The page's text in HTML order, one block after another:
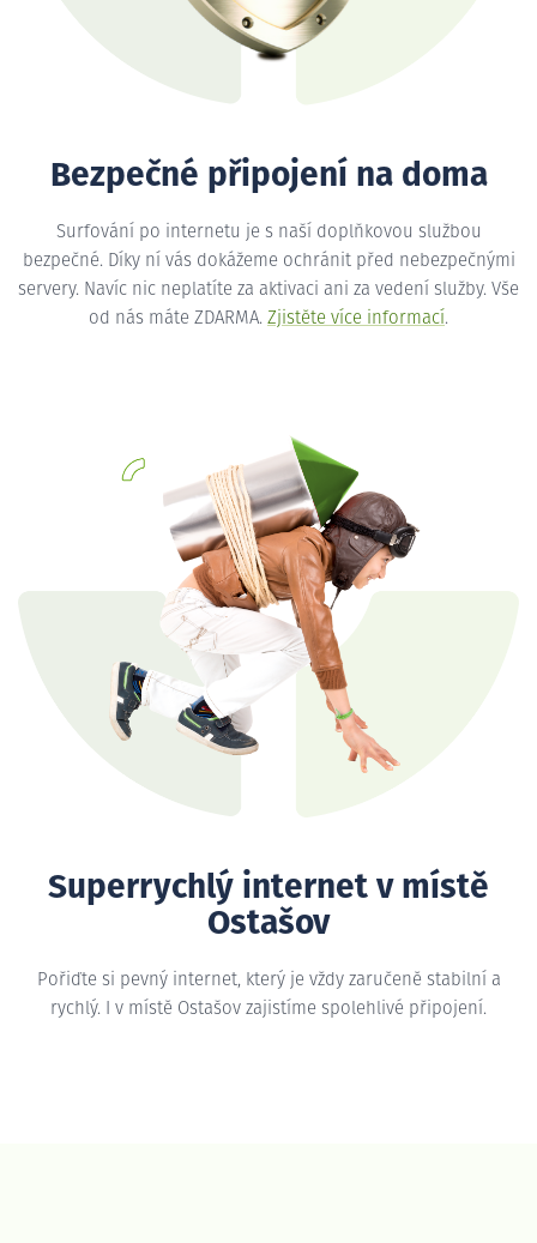
Bezpečné připojení na doma
Surfování po internetu je s naší doplňkovou službou
bezpečné. Díky ní vás dokážeme ochránit před nebezpečnými
servery. Navíc nic neplatíte za aktivaci ani za vedení služby. Vše
od nás máte ZDARMA. Zjistěte více informací.
Superrychlý internet v místě
Ostašov
Pořiďte si pevný internet, který je vždy zaručeně stabilní a
rychlý. I v místě Ostašov zajistíme spolehlivé připojení.